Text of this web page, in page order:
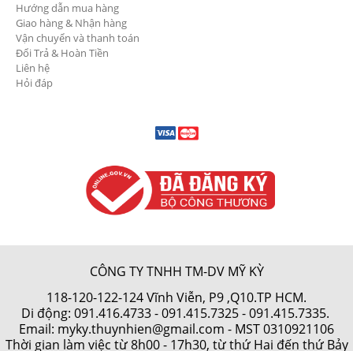
Hướng dẫn mua hàng
Giao hàng & Nhận hàng
Vận chuyển và thanh toán
Đổi Trả & Hoàn Tiền
Liên hệ
Hỏi đáp
CÔNG TY TNHH TM-DV MỸ KỲ
118-120-122-124 Vĩnh Viễn, P9 ,Q10.TP HCM.
Di động: 091.416.4733-091.415.7325- 091.415.7335.
Email: myky.thuynhien@gmail.com - MST 0310921106
Thời gian làm việc từ 8h00 - 17h30, từ thứ Hai đến thứ Bảy